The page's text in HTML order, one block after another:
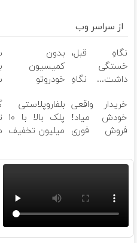
از سراسر وب
نگاهِ قبل،
خستگی
داشت... نگاهِ
بلفا با ۲۵%
تخفیف
بدون
کمیسیون
خودروتو
خریدار واقعی
خودش میاد!
فروش فوری
همراه مکانیک
بلفاروپلاستی
پلک بالا با ۱۰
میلیون تخفیف
میلیون